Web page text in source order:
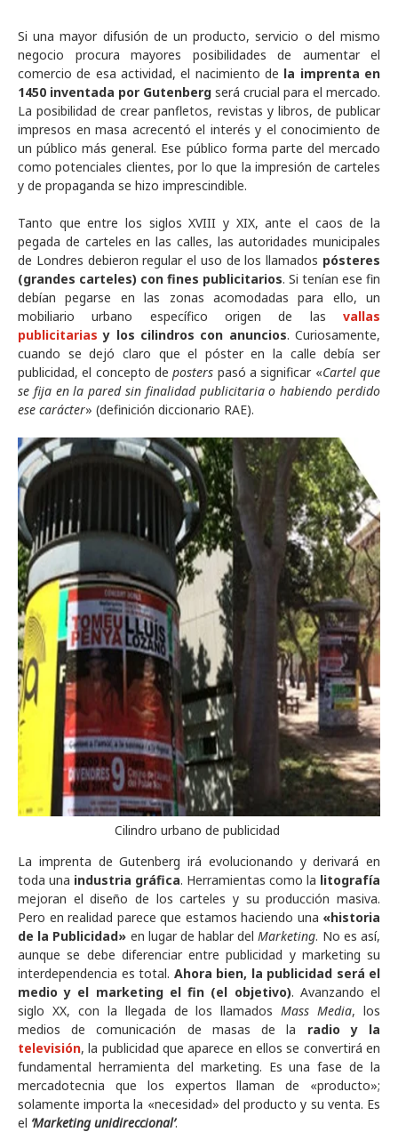
Si una mayor difusión de un producto, servicio o del mismo
negocio procura mayores posibilidades de aumentar el
comercio de esa actividad, el nacimiento de la imprenta en
1450 inventada por Gutenberg será crucial para el mercado.
La posibilidad de crear panfletos, revistas y libros, de publicar
impresos en masa acrecentó el interés y el conocimiento de
un público más general. Ese público forma parte del mercado
como potenciales clientes, por lo que la impresión de carteles
y de propaganda se hizo imprescindible.
Tanto que entre los siglos XVIII y XIX, ante el caos de la
pegada de carteles en las calles, las autoridades municipales
de Londres debieron regular el uso de los llamados pósteres
(grandes carteles) con fines publicitarios. Si tenían ese fin
debían pegarse en las zonas acomodadas para ello, un
mobiliario urbano específico origen de las vallas
publicitarias y los cilindros con anuncios. Curiosamente,
cuando se dejó claro que el póster en la calle debía ser
publicidad, el concepto deposters pasó a significar «Cartel que
se fija en la pared sin finalidad publicitaria o habiendo perdido
ese carácter» (definición diccionario RAE).
Cilindro urbano de publicidad
La imprenta de Gutenberg irá evolucionando y derivará en
toda una industria gráfica. Herramientas como la litografía
mejoran el diseño de los carteles y su producción masiva.
Pero en realidad parece que estamos haciendo una «historia
de la Publicidad» en lugar de hablar delMarketing. No es así,
aunque se debe diferenciar entre publicidad y marketing su
interdependencia es total. Ahora bien, la publicidad será el
medio y el marketing el fin (el objetivo). Avanzando el
siglo XX, con la llegada de los llamadosMass Media, los
medios de comunicación de masas de la radio y la
televisión, la publicidad que aparece en ellos se convertirá en
fundamental herramienta del marketing. Es una fase de la
mercadotecnia que los expertos llaman de «producto»;
solamente importa la «necesidad» del producto y su venta. Es
el ‘Marketing unidireccional’.